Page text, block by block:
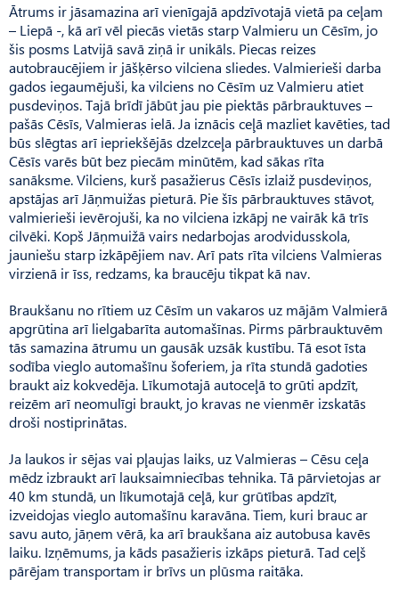
Ātrums ir jāsamazina arī vienīgajā apdzīvotajā vietā pa ceļam
– Liepā -, kā arī vēl piecās vietās starp Valmieru un Cēsīm, jo
šis posms Latvijā savā ziņā ir unikāls. Piecas reizes
autobraucējiem ir jāšķērso vilciena sliedes. Valmierieši darba
gados iegaumējuši, ka vilciens no Cēsīm uz Valmieru atiet
pusdeviņos. Tajā brīdī jābūt jau pie piektās pārbrauktuves –
pašās Cēsīs, Val­mie­ras ielā. Ja iznācis ceļā mazliet kavēties, tad
būs slēgtas arī iepriekšējās dzelzceļa pārbrauktuves un darbā
Cēsīs varēs būt bez piecām minūtēm, kad sākas rīta
sanāksme. Vilciens, kurš pasažierus Cēsīs izlaiž pusdeviņos,
apstājas arī Jāņmuižas pieturā. Pie šīs pārbrauktuves stāvot,
valmierieši ievērojuši, ka no vilciena izkāpj ne vairāk kā trīs
cilvēki. Kopš Jāņmuižā vairs nedarbojas arodvidusskola,
jauniešu starp izkāpējiem nav. Arī pats rīta vilciens Valmieras
virzienā ir īss, redzams, ka braucēju tikpat kā nav.
Braukšanu no rītiem uz Cēsīm un vakaros uz mājām Valmierā
apgrūtina arī lielgabarīta automašīnas. Pirms pārbrauktuvēm
tās samazina ātrumu un gausāk uzsāk kustību. Tā esot īsta
sodība vieglo automašīnu šoferiem, ja rīta stundā gadoties
braukt aiz kokvedēja. Līkumotajā autoceļā to grūti apdzīt,
reizēm arī neomulīgi braukt, jo kravas ne vienmēr izskatās
droši nostiprinātas.
Ja laukos ir sējas vai pļaujas laiks, uz Valmieras – Cēsu ceļa
mēdz izbraukt arī lauksaimniecības tehnika. Tā pārvietojas ar
40 km stundā, un līkumotajā ceļā, kur grūtības apdzīt,
izveidojas vieglo automašīnu karavāna. Tiem, kuri brauc ar
savu auto, jāņem vērā, ka arī braukšana aiz autobusa kavēs
laiku. Izņēmums, ja kāds pasažieris izkāps pieturā. Tad ceļš
pārējam transportam ir brīvs un plūsma raitāka.